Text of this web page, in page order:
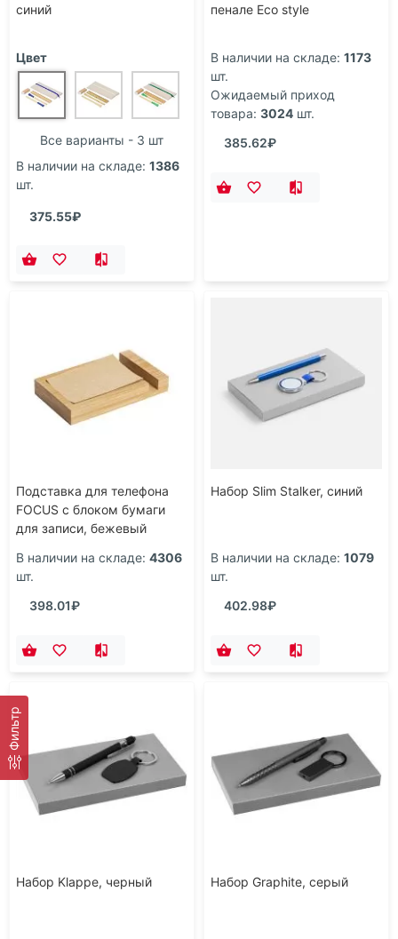
Фильтр
синий
Цвет
Все варианты - 3 шт
В наличии на складе: 1386
шт.
375.55₽
пенале Eco style
В наличии на складе: 1173
шт.
Ожидаемый приход
товара: 3024 шт.
385.62₽
Подставка для телефона
FOCUS с блоком бумаги
для записи, бежевый
В наличии на складе: 4306
шт.
398.01₽
Набор Slim Stalker, синий
В наличии на складе: 1079
шт.
402.98₽
Набор Klappe, черный Набор Graphite, серый